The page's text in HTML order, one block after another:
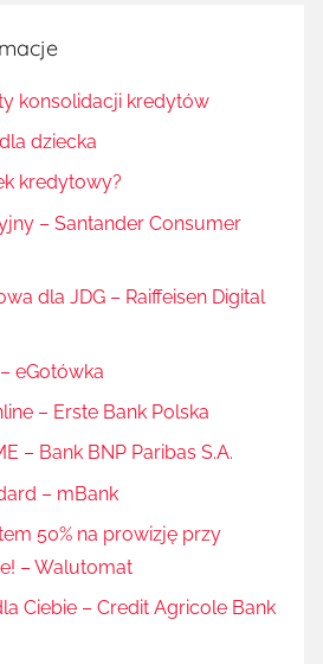
konsolidacji kredytów
dziecka
kredytowy?
– Santander Consumer
dla JDG – Raiffeisen Digital
eGotówka
– Erste Bank Polska
– Bank BNP Paribas S.A.
– mBank
50% na prowizję przy
– Walutomat
Ciebie – Credit Agricole Bank